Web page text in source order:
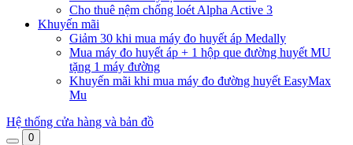
Cho thuê nệm chống loét Alpha Active 3
Khuyến mãi
Giảm 30 khi mua máy đo huyết áp Medally
Mua máy đo huyết áp + 1 hộp que đường huyết MU
tặng 1 máy đường
Khuyến mãi khi mua máy đo đường huyết EasyMax
Mu
Hệ thống cửa hàng và bản đồ
0